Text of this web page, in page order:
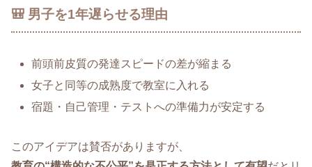
🎒 男子を1年遅らせる理由
前頭前皮質の発達スピードの差が縮まる
女子と同等の成熟度で教室に入れる
宿題・自己管理・テストへの準備力が安定する
このアイデアは賛否がありますが、